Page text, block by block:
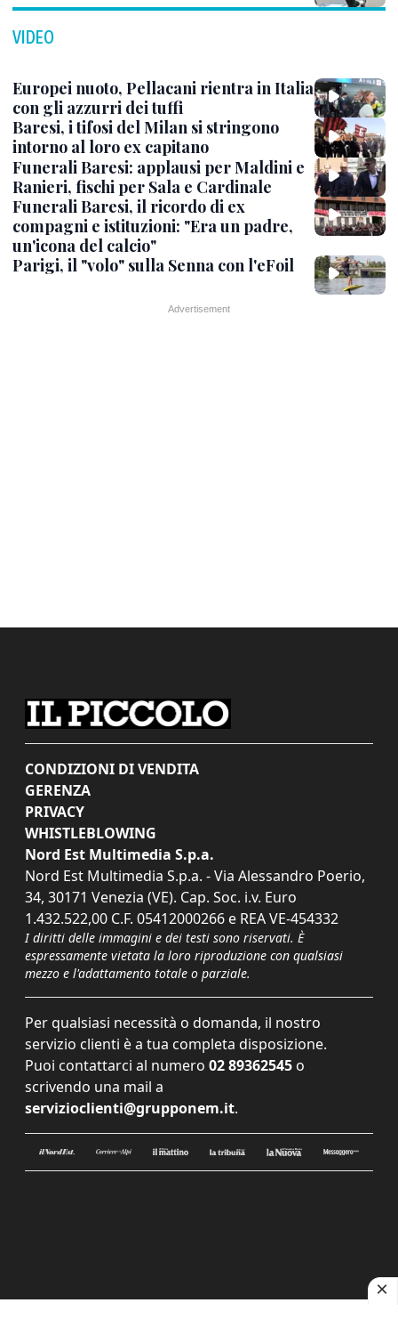
VIDEO
Europei nuoto, Pellacani rientra in Italia
con gli azzurri dei tuffi
Baresi, i tifosi del Milan si stringono
intorno al loro ex capitano
Funerali Baresi: applausi per Maldini e
Ranieri, fischi per Sala e Cardinale
Funerali Baresi, il ricordo di ex
compagni e istituzioni: "Era un padre,
un'icona del calcio"
Parigi, il "volo" sulla Senna con l'eFoil
CONDIZIONI DI VENDITA
GERENZA
PRIVACY
WHISTLEBLOWING
Nord Est Multimedia S.p.a.
Nord Est Multimedia S.p.a. - Via Alessandro Poerio,
34, 30171 Venezia (VE). Cap. Soc. i.v. Euro
1.432.522,00 C.F. 05412000266 e REA VE-454332
I diritti delle immagini e dei testi sono riservati. È
espressamente vietata la loro riproduzione con qualsiasi
mezzo e l'adattamento totale o parziale.
Per qualsiasi necessità o domanda, il nostro
servizio clienti è a tua completa disposizione.
Puoi contattarci al numero 02 89362545 o
scrivendo una mail a
servizioclienti@grupponem.it.